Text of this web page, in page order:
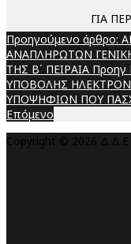
ΓΙΑ
Προηγούμενο
ΑΝΑΠΛΗΡΩΤΩΝ
ΤΗΣ Β΄ ΠΕΙΡΑΙΑ Προηγ
ΥΠΟΒΟΛΗΣ
ΥΠΟΨΗΦΙΩΝ ΠΟΥ
Επόμενο
Copyright © 2026 Δ.Δ.Ε